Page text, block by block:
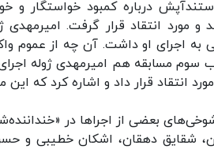
درباره کمبود خواستگار و
و مورد انتقاد قرار گرفت.
به اجرای او داشت. آن چه از عموم
سوم مسابقه هم امیرمهدی ژوله
انتقاد قرار داد و اشاره کرد که
شقایق دهقان، اشکان خطیبی و